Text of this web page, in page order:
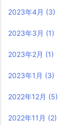
2023年4月 (3)
2023年3月 (1)
2023年2月 (1)
2023年1月 (3)
2022年12月 (5)
2022年11月 (2)